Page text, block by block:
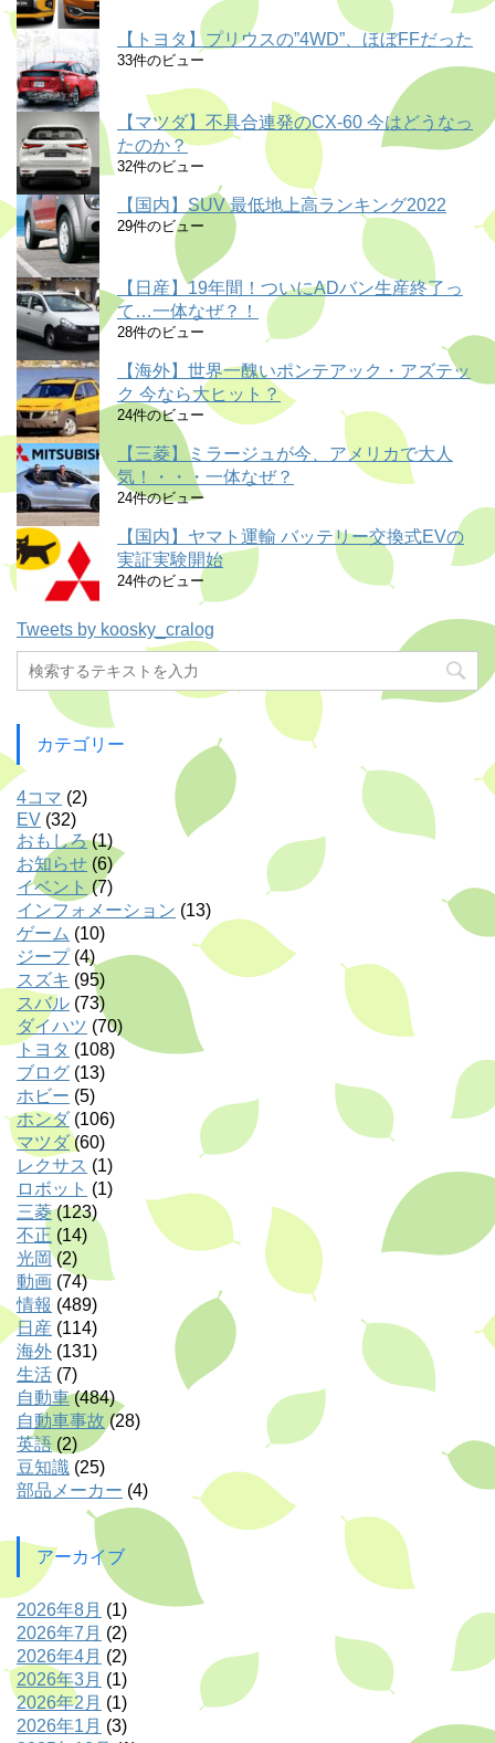
【トヨタ】プリウスの”4WD”、ほぼFFだった
33件のビュー
【マツダ】不具合連発のCX-60 今はどうなっ
たのか？
32件のビュー
【国内】SUV 最低地上高ランキング2022
29件のビュー
【日産】19年間！ついにADバン生産終了っ
て…一体なぜ？！
28件のビュー
【海外】世界一醜いポンテアック・アズテッ
ク 今なら大ヒット？
24件のビュー
【三菱】ミラージュが今、アメリカで大人
気！・・・一体なぜ？
24件のビュー
【国内】ヤマト運輸 バッテリー交換式EVの
実証実験開始
24件のビュー
Tweets by koosky_cralog
カテゴリー
4コマ (2)
EV (32)
おもしろ(1)
お知らせ (6)
イベント (7)
インフォメーション (13)
ゲーム (10)
ジープ (4)
スズキ (95)
スバル (73)
ダイハツ (70)
トヨタ (108)
ブログ (13)
ホビー (5)
ホンダ (106)
マツダ (60)
レクサス (1)
ロボット (1)
三菱(123)
不正 (14)
光岡(2)
動画 (74)
情報 (489)
日産 (114)
海外 (131)
生活 (7)
自動車(484)
自動車事故 (28)
英語 (2)
豆知識 (25)
部品メーカー (4)
アーカイブ
2026年8月 (1)
2026年7月 (2)
2026年4月 (2)
2026年3月 (1)
2026年2月 (1)
2026年1月 (3)